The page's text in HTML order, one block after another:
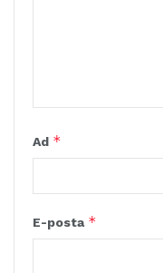
Ad *
E-posta *